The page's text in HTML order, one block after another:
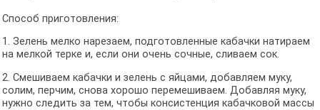
Способ приготовления:
1. Зелень мелко нарезаем, подготовленные кабачки натираем
на мелкой терке и, если они очень сочные, сливаем сок.
2. Смешиваем кабачки и зелень с яйцами, добавляем муку,
солим, перчим, снова хорошо перемешиваем. Добавляя муку,
нужно следить за тем, чтобы консистенция кабачковой массы